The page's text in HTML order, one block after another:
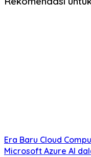
Era Baru Cloud
Microsoft Azure AI